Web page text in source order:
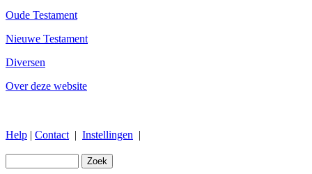
Oude Testament
Nieuwe Testament
Diversen
Over deze website
Help | Contact | Instellingen |